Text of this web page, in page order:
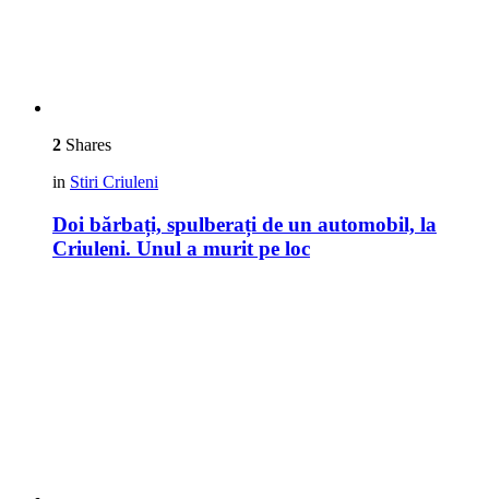
2 Shares
in Stiri Criuleni
Doi bărbați, spulberați de un automobil, la
Criuleni. Unul a murit pe loc